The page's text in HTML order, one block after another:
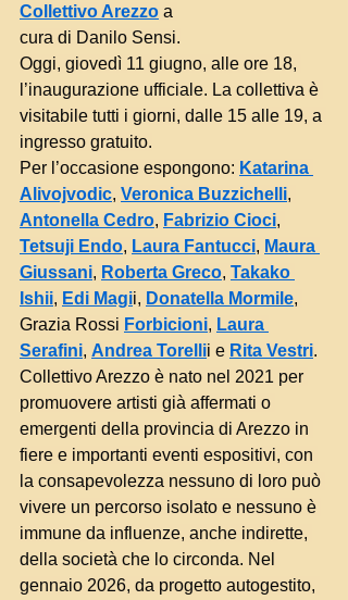
Collettivo Arezzo a
cura di Danilo Sensi.
Oggi, giovedì 11 giugno, alle ore 18,
l’inaugurazione ufficiale. La collettiva è
visitabile tutti i giorni, dalle 15 alle 19, a
ingresso gratuito.
Per l’occasione espongono: Katarina
Alivojvodic, Veronica Buzzichelli,
Antonella Cedro, Fabrizio Cioci,
Tetsuji Endo, Laura Fantucci, Maura
Giussani, Roberta Greco, Takako
Ishii, Edi Magii, Donatella Mormile,
Grazia Rossi Forbicioni, Laura
Serafini, Andrea Torellii e Rita Vestri.
Collettivo Arezzo è nato nel 2021 per
promuovere artisti già affermati o
emergenti della provincia di Arezzo in
fiere e importanti eventi espositivi, con
la consapevolezza nessuno di loro può
vivere un percorso isolato e nessuno è
immune da influenze, anche indirette,
della società che lo circonda. Nel
gennaio 2026, da progetto autogestito,